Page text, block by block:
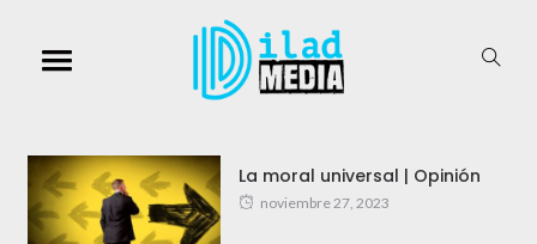
La moral universal | Opinión
noviembre 27, 2023